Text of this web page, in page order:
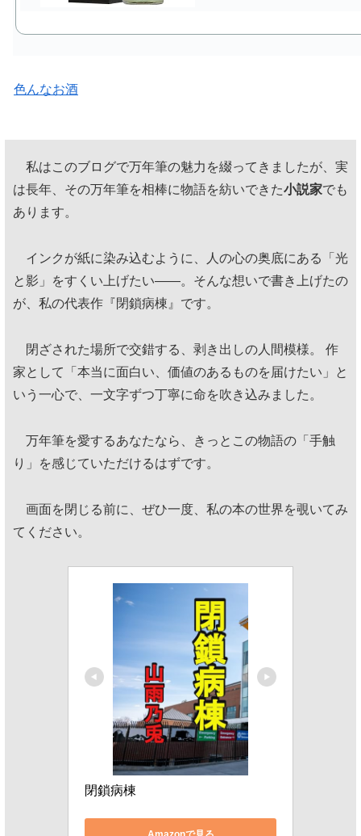
色んなお酒
私はこのブログで万年筆の魅力を綴ってきましたが、実
は長年、その万年筆を相棒に物語を紡いできた小説家でも
あります。
インクが紙に染み込むように、人の心の奥底にある「光
と影」をすくい上げたい——。そんな想いで書き上げたの
が、私の代表作『閉鎖病棟』です。
閉ざされた場所で交錯する、剥き出しの人間模様。 作
家として「本当に面白い、価値のあるものを届けたい」と
いう一心で、一文字ずつ丁寧に命を吹き込みました。
万年筆を愛するあなたなら、きっとこの物語の「手触
り」を感じていただけるはずです。
画面を閉じる前に、ぜひ一度、私の本の世界を覗いてみ
てください。
閉鎖病棟